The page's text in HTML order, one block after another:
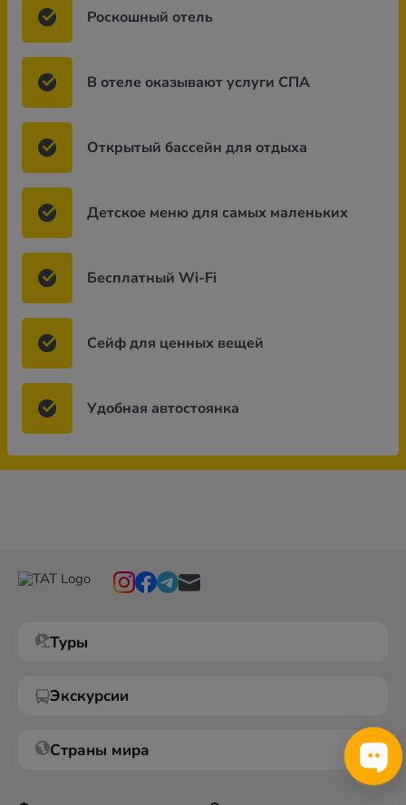
Роскошный отель
В отеле оказывают услуги СПА
Открытый бассейн для отдыха
Детское меню для самых маленьких
Бесплатный Wi-Fi
Сейф для ценных вещей
Удобная автостоянка
Туры
Экскурсии
Страны мира